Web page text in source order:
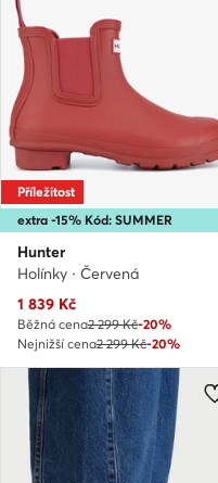
extra -15% Kód: SUMMER
Příležitost
Hunter
Holínky · Červená
Aktuální cena
1 839 Kč
Běžná cena2 299 Kč-20%
Nejnižší cena2 299 Kč-20%